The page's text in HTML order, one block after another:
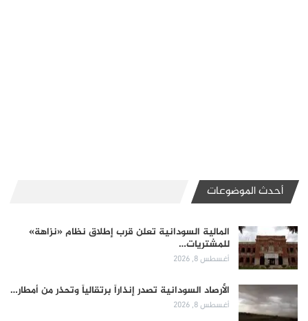
أحدث الموضوعات
المالية السودانية تعلن قرب إطلاق نظام «نزاهة»
للمشتريات…
أغسطس 8, 2026
الأرصاد السودانية تصدر إنذاراً برتقالياً وتحذر من أمطار…
أغسطس 8, 2026